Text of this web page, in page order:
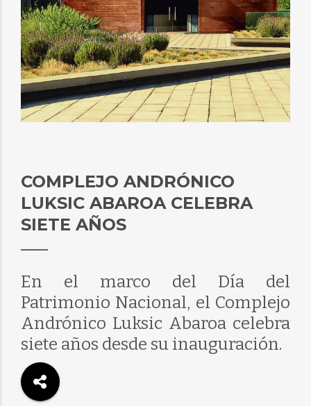
COMPLEJO ANDRÓNICO
LUKSIC ABAROA CELEBRA
SIETE AÑOS
En el marco del Día del
Patrimonio Nacional, el Complejo
Andrónico Luksic Abaroa celebra
siete años desde su inauguración.